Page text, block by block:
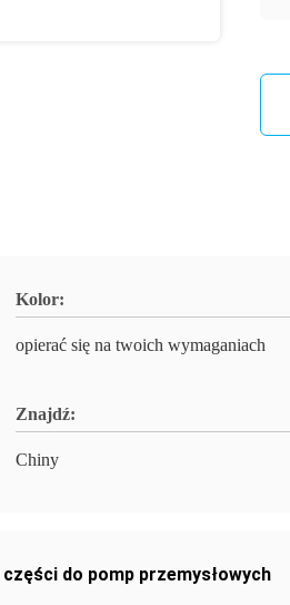
Kolor:
opierać się na twoich wymaganiach
Znajdź:
Chiny
części do pomp przemysłowych